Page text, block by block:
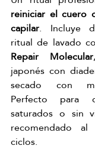
reiniciar el cuero
capilar. Incluye
ritual de lavado
Repair Molecular
japonés con
secado con
Perfecto para
saturados o sin
recomendado
ciclos.